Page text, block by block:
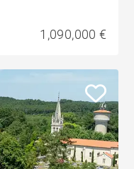
1,090,000 €